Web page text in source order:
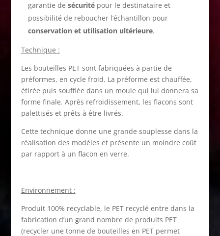
garantie de sécuritépour le destinataire et
possibilité de reboucher l’échantillon pour
conservation et utilisation ultérieure.
Technique :
Les bouteilles PET sont fabriquées à partie de
préformes, en cycle froid. La préforme est chauffée,
étirée puis soufflée dans un moule qui lui donnera sa
forme finale. Après refroidissement, les flacons sont
palettisés et prêts à être livrés.
Cette technique donne une grande souplesse dans la
réalisation des modèles et présente un moindre coût
par rapport à un flacon en verre.
Environnement :
Produit 100% recyclable, le PET recyclé entre dans la
fabrication d’un grand nombre de produits PET
(recycler une tonne de bouteilles en PET permet